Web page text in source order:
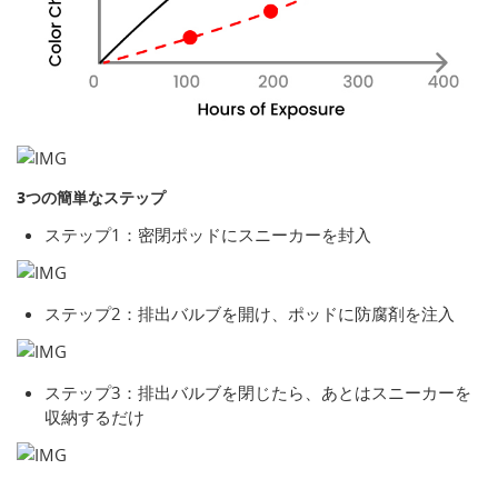
3つの簡単なステップ
ステップ1：密閉ポッドにスニーカーを封入
ステップ2：排出バルブを開け、ポッドに防腐剤を注入
ステップ3：排出バルブを閉じたら、あとはスニーカーを
収納するだけ